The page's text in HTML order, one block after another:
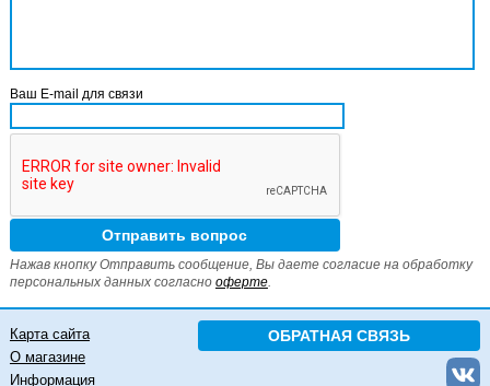
Ваш E-mail для связи
Нажав кнопку Отправить сообщение, Вы даете согласие на обработку
персональных данных согласно оферте.
ОБРАТНАЯ СВЯЗЬ
Карта сайта
О магазине
Информация